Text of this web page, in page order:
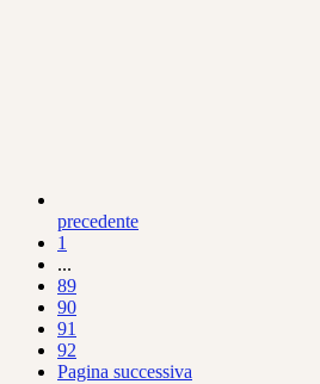
precedente
1
...
89
90
91
92
Pagina successiva